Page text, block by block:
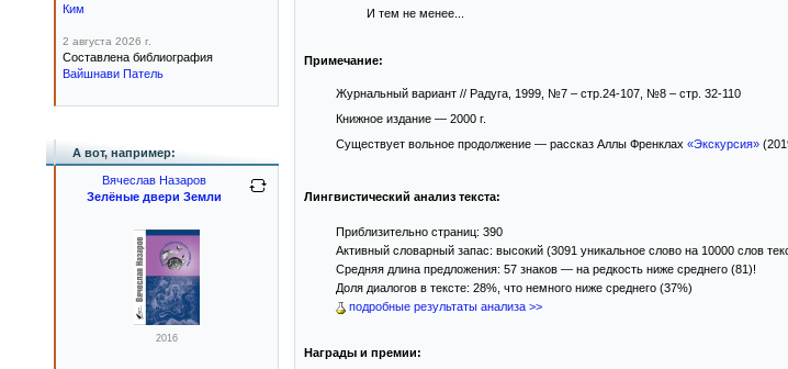
И тем не менее...
Примечание:
Журнальный вариант // Радуга, 1999, №7 – стр.24-107, №8 – стр. 32-110
Книжное издание — 2000 г.
Существует вольное продолжение — рассказ Аллы Френклах «Экскурсия»
Лингвистический анализ текста:
Приблизительно страниц: 390
Активный словарный запас: высокий (3091 уникальное слово на 10000 слов
Средняя длина предложения: 57 знаков — на редкость ниже среднего (81)!
Доля диалогов в тексте: 28%, что немного ниже среднего (37%)
подробные результаты анализа >>
Награды и премии:
Ким
2 августа 2026 г.
Составлена библиография
Вайшнави Патель
А вот, например:
Вячеслав Назаров
Зелёные двери Земли
2016